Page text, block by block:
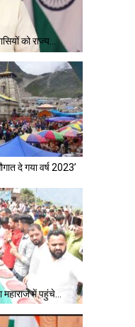
को राज्य…
दे गया वर्ष 2023’
में पहुंचे…